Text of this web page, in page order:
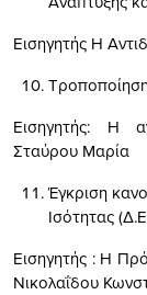
Εισηγητής Η
Εισηγητής: Η
Σταύρου Μαρία
Έγκριση
Ισότητας
Εισηγητής : Η
Νικολαΐδου